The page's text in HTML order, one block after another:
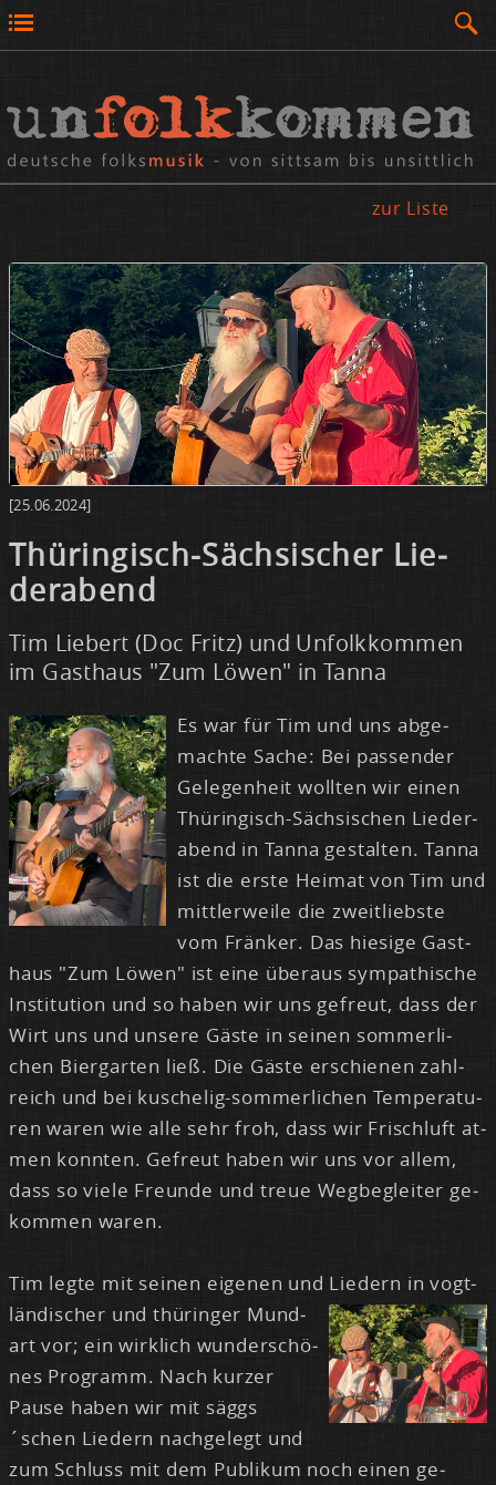
zur Liste
[25.06.2024]
Thü­rin­gisch-Säch­si­scher Lie­
der­abend
Tim Liebert (Doc Fritz) und Unfolkkommen
im Gasthaus "Zum Löwen" in Tanna
Es war für Tim und uns ab­ge­
mach­te Sa­che: Bei pas­sen­der
Ge­le­gen­heit woll­ten wir ei­nen
Thü­rin­gisch-Säch­si­schen Lie­der­
abend in Tan­na ge­stal­ten. Tan­na
ist die ers­te Hei­mat von Tim und
mitt­ler­wei­le die zweit­liebs­te
vom Frän­ker. Das hie­si­ge Gast­
haus "Zum Lö­wen" ist ei­ne über­aus sym­pa­thi­sche
In­sti­tu­ti­on und so ha­ben wir uns ge­freut, dass der
Wirt uns und un­se­re Gäs­te in sei­nen som­mer­li­
chen Bier­gar­ten ließ. Die Gäs­te er­schie­nen zahl­
reich und bei ku­sche­lig-som­mer­li­chen Tem­pe­ra­tu­
ren wa­ren wie al­le sehr froh, dass wir Frisch­luft at­
men konn­ten. Ge­freut ha­ben wir uns vor al­lem,
dass so vie­le Freun­de und treue Weg­be­glei­ter ge­
kom­men wa­ren.
Tim leg­te mit sei­nen ei­ge­nen und Lie­dern in vogt­
län­di­scher undthü­rin­ger Mund­
art vor; ein wirk­lich wun­der­schö­
nes Pro­gramm. Nach kur­zer
Pau­se ha­ben wir mit säggs
´schen Lie­dern nach­ge­legt und
zum Schluss mit dem Pu­bli­kum noch ei­nen ge­